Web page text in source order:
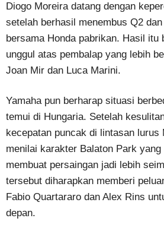
Diogo Moreira datang dengan
setelah berhasil menembus Q2
bersama Honda pabrikan. Hasil itu
unggul atas pembalap yang lebih
Joan Mir dan Luca Marini.
Yamaha pun berharap situasi
temui di Hungaria. Setelah
kecepatan puncak di lintasan lurus
menilai karakter Balaton Park
membuat persaingan jadi lebih
tersebut diharapkan memberi
Fabio Quartararo dan Alex Rins
depan.